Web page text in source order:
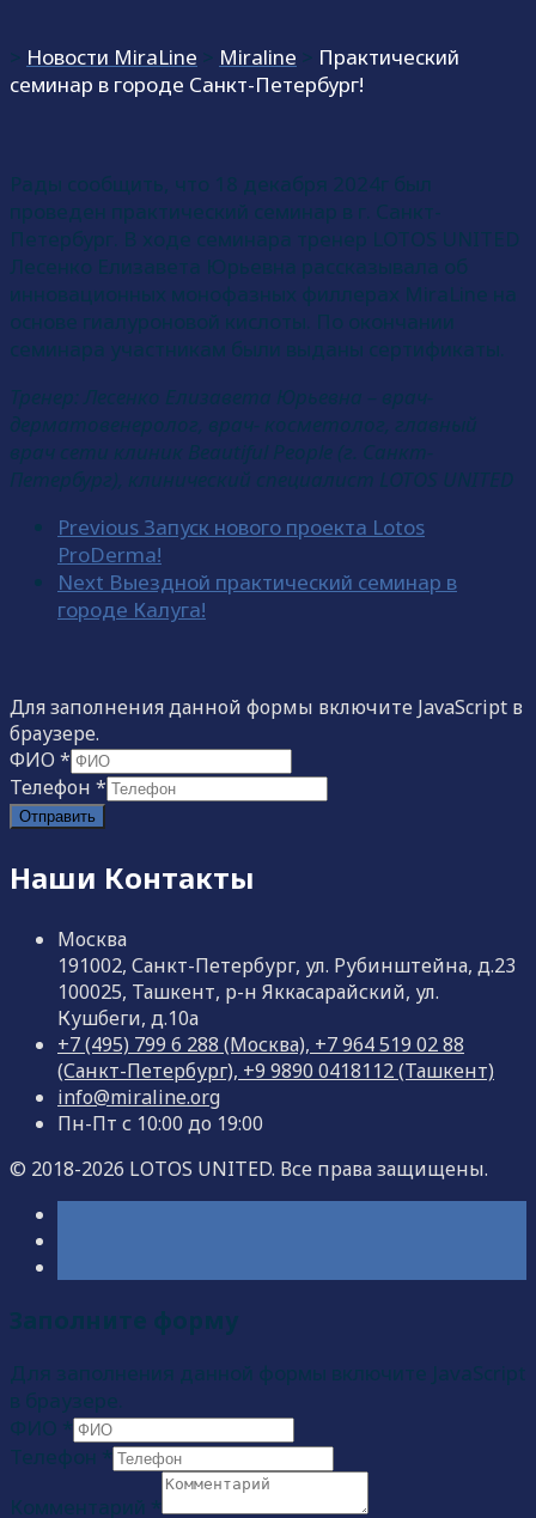
Новости MiraLine Miraline
Практический
семинар в городе Санкт-Петербург!
Рады сообщить, что 18 декабря 2024г был
проведен практический семинар в г. Санкт-
Петербург. В ходе семинара тренер LOTOS UNITED
Лесенко Елизавета Юрьевна рассказывала об
инновационных монофазных филлерах MiraLine на
основе гиалуроновой кислоты. По окончании
семинара участникам были выданы сертификаты.
Тренер: Лесенко Елизавета Юрьевна – врач-
дерматовенеролог, врач- косметолог, главный
врач сети клиник Beautiful People (г. Санкт-
Петербург), клинический специалист LOTOS UNITED
Previous Запуск нового проекта Lotos
ProDerma!
Next Выездной практический семинар в
городе Калуга!
Для заполнения данной формы включите JavaScript в
браузере.
ФИО *
Телефон *
Отправить
Наши Контакты
Москва
191002, Санкт-Петербург, ул. Рубинштейна, д.23
100025, Ташкент, р-н Яккасарайский, ул.
Кушбеги, д.10а
+7 (495) 799 6 288 (Москва), +7 964 519 02 88
(Санкт-Петербург), +9 9890 0418112 (Ташкент)
info@miraline.org
Пн-Пт с 10:00 до 19:00
© 2018-2026 LOTOS UNITED. Все права защищены.
Заполните форму
Для заполнения данной формы включите JavaScript
в браузере.
ФИО *
Телефон
*
Комментарий *